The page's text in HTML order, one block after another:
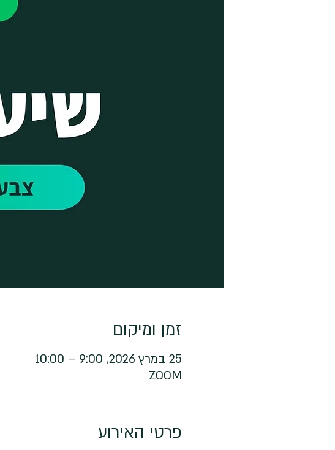
זמן ומיקום
25 במרץ 2026, 9:00 – 10:00
ZOOM
פרטי האירוע